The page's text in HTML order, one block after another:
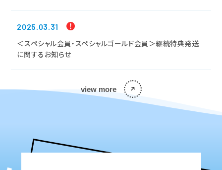
2025.03.31
＜スペシャル会員・スペシャルゴールド会員＞継続特典発送
に関するお知らせ
view more